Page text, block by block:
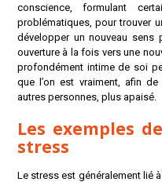
conscience, formulant
problématiques, pour trouver
développer un nouveau
ouverture à la fois vers une
profondément intime de soi
que l’on est vraiment, afin
autres personnes, plus apaisé.
Les exemples
stress
Le stress est généralement lié